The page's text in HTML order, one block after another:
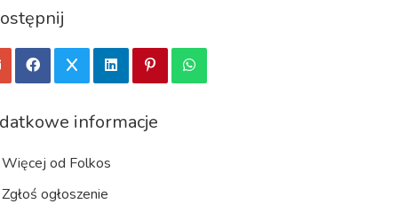
informacje
Więcej od Folkos
Zgłoś ogłoszenie